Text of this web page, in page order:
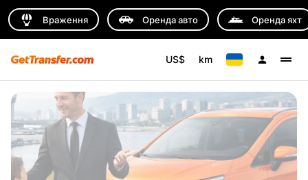
Враження Оренда авто Оренда яхт
US$ km